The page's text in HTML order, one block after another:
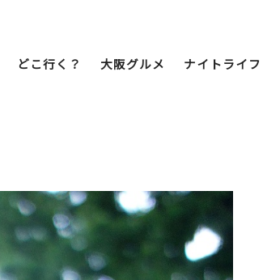
文化・歴史
どこ行く？
天王寺・阿倍野・新世界
大阪グルメ
居酒屋 ラーメン
ナイトライフ